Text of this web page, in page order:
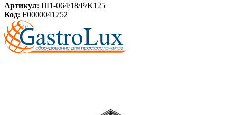
Артикул: Ш1-064/18/Р/K125
Код: F0000041752